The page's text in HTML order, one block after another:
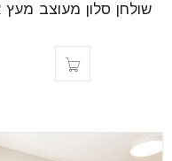
שולחן סלון מעוצב מעץ 2